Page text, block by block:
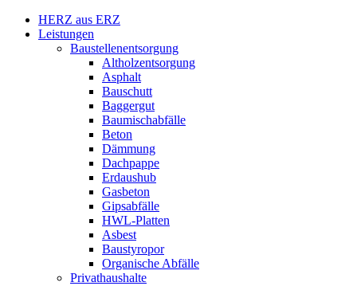
HERZ aus ERZ
Leistungen
Baustellenentsorgung
Altholzentsorgung
Asphalt
Bauschutt
Baggergut
Baumischabfälle
Beton
Dämmung
Dachpappe
Erdaushub
Gasbeton
Gipsabfälle
HWL-Platten
Asbest
Baustyropor
Organische Abfälle
Privathaushalte